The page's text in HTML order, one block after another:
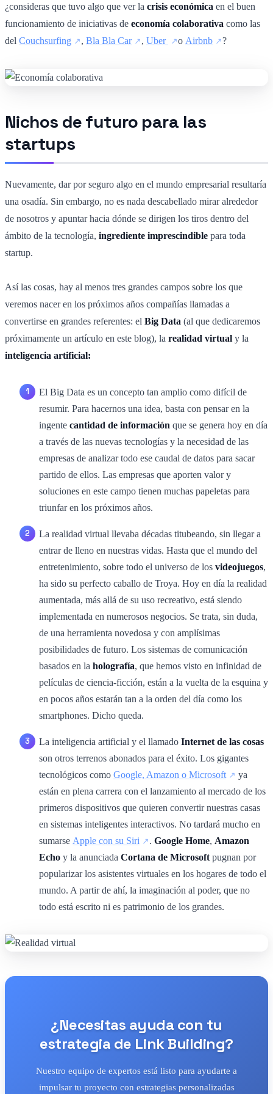
¿consideras que tuvo algo que ver la crisis económica en el buen
funcionamiento de iniciativas de economía colaborativa como las
del Couchsurfing , Bla Bla Car , Uber o Airbnb ?
Nichos de futuro para las
startups
Nuevamente, dar por seguro algo en el mundo empresarial resultaría
una osadía. Sin embargo, no es nada descabellado mirar alrededor
de nosotros y apuntar hacia dónde se dirigen los tiros dentro del
ámbito de la tecnología, ingrediente imprescindible para toda
startup.
Así las cosas, hay al menos tres grandes campos sobre los que
veremos nacer en los próximos años compañías llamadas a
convertirse en grandes referentes: el Big Data (al que dedicaremos
próximamente un artículo en este blog), la realidad virtual y la
inteligencia artificial:
El Big Data es un concepto tan amplio como difícil de
resumir. Para hacernos una idea, basta con pensar en la
ingente cantidad de información que se genera hoy en día
a través de las nuevas tecnologías y la necesidad de las
empresas de analizar todo ese caudal de datos para sacar
partido de ellos. Las empresas que aporten valor y
soluciones en este campo tienen muchas papeletas para
triunfar en los próximos años.
La realidad virtual llevaba décadas titubeando, sin llegar a
entrar de lleno en nuestras vidas. Hasta que el mundo del
entretenimiento, sobre todo el universo de los videojuegos,
ha sido su perfecto caballo de Troya. Hoy en día la realidad
aumentada, más allá de su uso recreativo, está siendo
implementada en numerosos negocios. Se trata, sin duda,
de una herramienta novedosa y con amplísimas
posibilidades de futuro. Los sistemas de comunicación
basados en la holografía, que hemos visto en infinidad de
películas de ciencia-ficción, están a la vuelta de la esquina y
en pocos años estarán tan a la orden del día como los
smartphones. Dicho queda.
La inteligencia artificial y el llamado Internet de las cosas
son otros terrenos abonados para el éxito. Los gigantes
tecnológicos como Google, Amazon o Microsoft
ya
están en plena carrera con el lanzamiento al mercado de los
primeros dispositivos que quieren convertir nuestras casas
en sistemas inteligentes interactivos. No tardará mucho en
sumarse Apple con su Siri . Google Home, Amazon
Echo y la anunciada Cortana de Microsoft pugnan por
popularizar los asistentes virtuales en los hogares de todo el
mundo. A partir de ahí, la imaginación al poder, que no
todo está escrito ni es patrimonio de los grandes.
¿Necesitas ayuda con tu
estrategia de Link Building?
Nuestro equipo de expertos está listo para ayudarte a
impulsar tu proyecto con estrategias personalizadas